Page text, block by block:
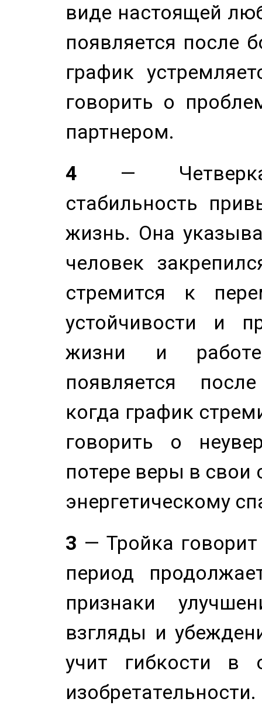
виде настоящей
появляется после
график
говорить о
партнером.
4 — Четверка
стабильность
жизнь. Она
человек
стремится к
устойчивости и
жизни и
появляется
когда график
говорить о
потере веры в свои
энергетическому
3 — Тройка
период
признаки
взгляды и
учит гибкости в